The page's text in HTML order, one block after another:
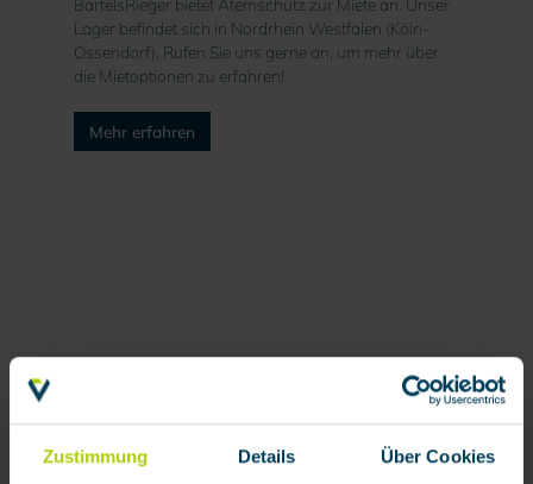
Zustimmung Details Über Cookies
Lager befindet sich in Nordrhein Westfalen (Köln-
Ossendorf). Rufen Sie uns gerne an, um mehr über
die Mietoptionen zu erfahren!
Mehr erfahren